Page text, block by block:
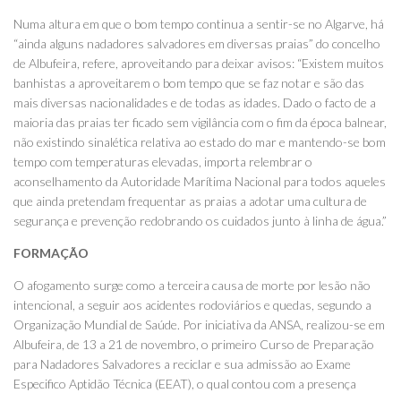
Numa altura em que o bom tempo continua a sentir-se no Algarve, há
“ainda alguns nadadores salvadores em diversas praias” do concelho
de Albufeira, refere, aproveitando para deixar avisos: “Existem muitos
banhistas a aproveitarem o bom tempo que se faz notar e são das
mais diversas nacionalidades e de todas as idades. Dado o facto de a
maioria das praias ter ficado sem vigilância com o fim da época balnear,
não existindo sinalética relativa ao estado do mar e mantendo-se bom
tempo com temperaturas elevadas, importa relembrar o
aconselhamento da Autoridade Marítima Nacional para todos aqueles
que ainda pretendam frequentar as praias a adotar uma cultura de
segurança e prevenção redobrando os cuidados junto à linha de água.”
FORMAÇÃO
O afogamento surge como a terceira causa de morte por lesão não
intencional, a seguir aos acidentes rodoviários e quedas, segundo a
Organização Mundial de Saúde. Por iniciativa da ANSA, realizou-se em
Albufeira, de 13 a 21 de novembro, o primeiro Curso de Preparação
para Nadadores Salvadores a reciclar e sua admissão ao Exame
Especifico Aptidão Técnica (EEAT), o qual contou com a presença